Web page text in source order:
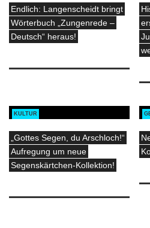
Endlich: Langenscheidt bringt
Wörterbuch „Zungenrede –
Deutsch“ heraus!
KULTUR
„Gottes Segen, du Arschloch!“
Aufregung um neue
Segenskärtchen-Kollektion!